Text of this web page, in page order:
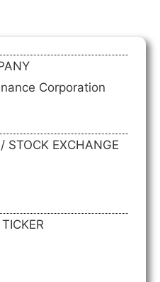
Corporation
EXCHANGE